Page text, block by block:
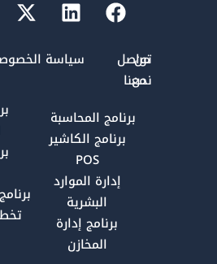
برنامج المحاسبة
برنامج الكاشير
POS
إدارة الموارد
البشرية
برنامج إدارة
المخازن
من
نحن
تواصل
معنا
سياسة